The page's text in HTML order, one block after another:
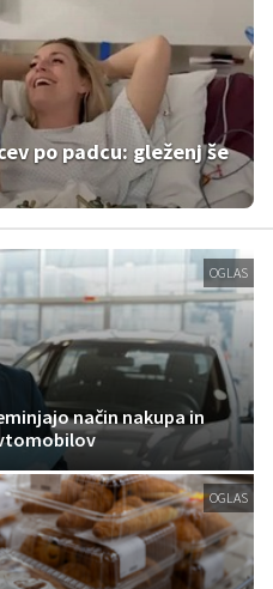
po padcu: gleženj še
OGLAS
način nakupa in
OGLAS